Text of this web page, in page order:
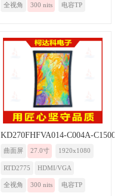
全视角 300 nits 电容TP
KD270FHFVA014-C004A-C1500-
曲面屏 27.0寸 1920x1080
RTD2775 HDMI/VGA
全视角 300 nits 电容TP